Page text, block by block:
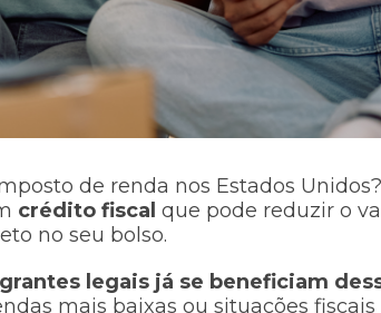
de renda nos Estados
crédito fiscal que pode reduzir o
no seu bolso.
legais já se beneficiam
mais baixas ou situações fiscais